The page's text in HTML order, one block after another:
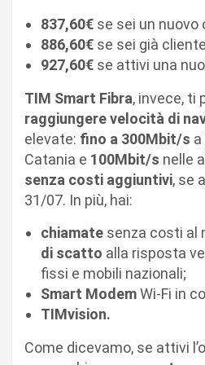
837,60€ se sei un nuovo
886,60€ se sei già
927,60€ se attivi una
TIM Smart Fibra, invece, ti
raggiungere velocità di
elevate: fino a 300Mbit/s a
Catania e 100Mbit/s nelle
senza costi aggiuntivi, se
31/07. In più, hai:
chiamate senza costi al
di scatto alla risposta
fissi e mobili nazionali;
Smart ModemWi-Fi in
TIMvision.
Come dicevamo, se attivi